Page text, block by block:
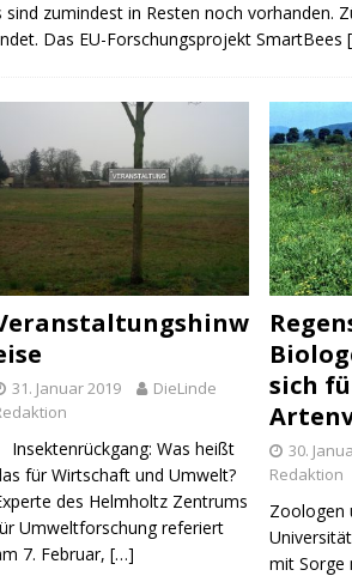
zumindest in Resten noch vorhanden.
Das EU-Forschungsprojekt SmartBees
31. Januar 2019
DieLinde
Insektenrückgang: Was heißt
für Wirtschaft und Umwelt?
des Helmholtz Zentrums
Umweltforschung referiert
7. Februar, […]
sich
30.
Redaktion
Zoologen
mit Sorge